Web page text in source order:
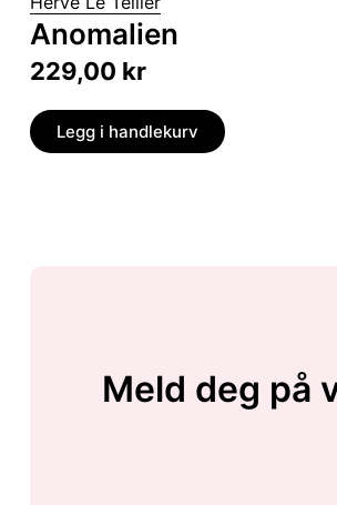
Anomalien
229,00 kr
Legg i handlekurv
Meld deg på